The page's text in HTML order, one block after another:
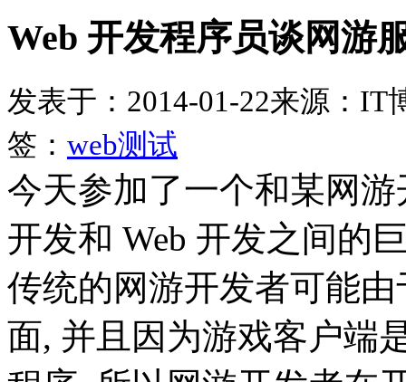
Web 开发程序员谈网游
发表于：2014-01-22来源：IT
签： web测试
今天参加了一个和某网
开发和 Web 开发之间的
传统的网游开发者可能
面, 并且因为游戏客户端